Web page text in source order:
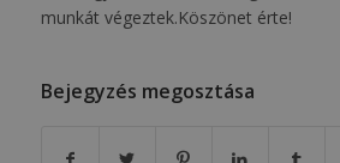
munkát végeztek.Köszönet érte!
Bejegyzés megosztása